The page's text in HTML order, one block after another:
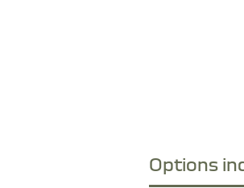
Options